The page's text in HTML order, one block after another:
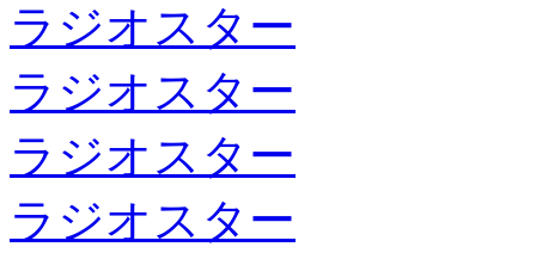
ラジオスター
ラジオスター
ラジオスター
ラジオスター